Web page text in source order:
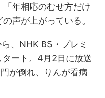
「年相応のむせ方だけ
声が上がっている。
、NHK BS・プレミ
ート。4月2日に放送
が倒れ、りんが看病